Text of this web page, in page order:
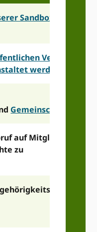
Sandbox-
werden ORCID
auf Mitglieder- und
zu